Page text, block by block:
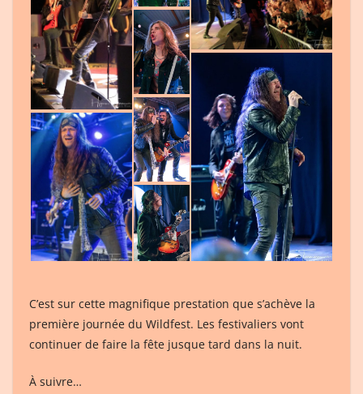
C’est sur cette magnifique prestation que s’achève la
première journée du Wildfest. Les festivaliers vont
continuer de faire la fête jusque tard dans la nuit.
À suivre…